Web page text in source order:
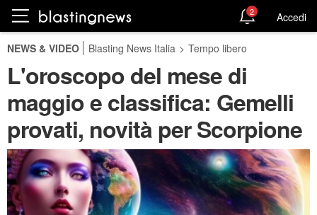
2 Accedi
NEWS & VIDEO Blasting News Italia > Tempo libero
L'oroscopo del mese di
maggio e classifica: Gemelli
provati, novità per Scorpione